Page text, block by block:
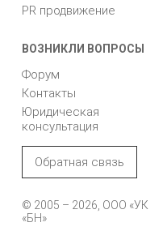
PR продвижение
ВОЗНИКЛИ ВОПРОСЫ
Форум
Контакты
Юридическая
консультация
Обратная связь
© 2005 – 2026, ООО «УК
«БН»